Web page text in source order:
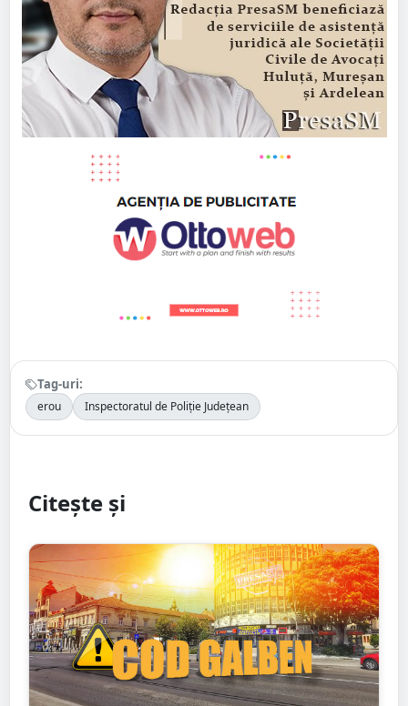
Tag-uri:
erou Inspectoratul de Poliție Județean
Citește și